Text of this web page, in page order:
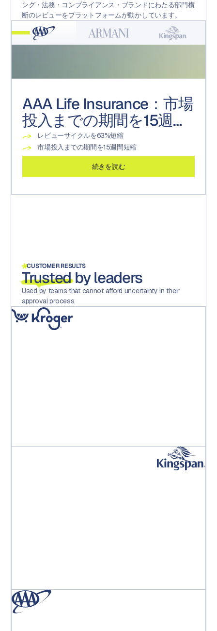
ング・法務・コンプライアンス・ブランドにわたる部門横
断のレビューをプラットフォームが動かしています。
AAA Life Insurance：市場
投入までの期間を15週間
短縮レビューサイクルを63%短縮
市場投入までの期間を15週間短縮
続きを読む
Armani：高度なフォーム
活用事例
承認済みアセット数が4倍に増加
制作期間を90%短縮
続きを読む
Kingspan：テクノロジー
で実現するコンプライア
ンス文化
監査可能なタスクおよびプロジェクト数が200%増加
関連業務の工数を19%削減
続きを読む
Kroger：販促実行センタ
ー・オブ・エクセレンス
の変革
22ブランド
週600バージョン以上
続きを読む
CUSTOMER RESULTS
Trustedby leaders
Used by teams that cannot afford uncertainty in their
approval process.